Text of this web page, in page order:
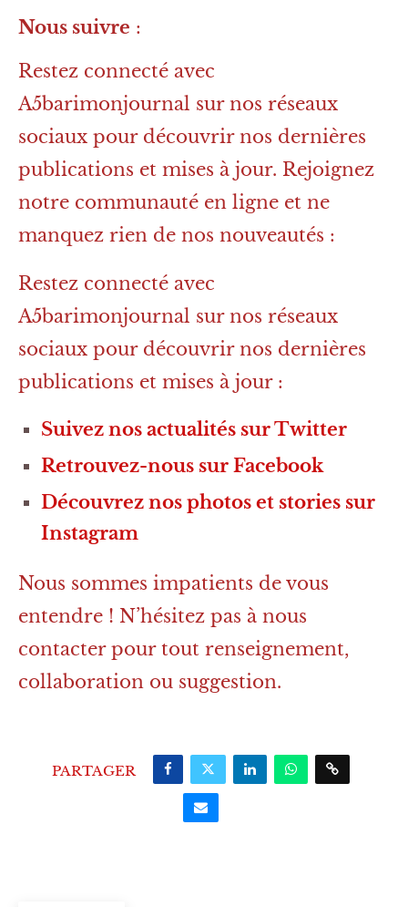
Nous suivre :
Restez connecté avec
A5barimonjournal sur nos réseaux
sociaux pour découvrir nos dernières
publications et mises à jour. Rejoignez
notre communauté en ligne et ne
manquez rien de nos nouveautés :
Restez connecté avec
A5barimonjournal sur nos réseaux
sociaux pour découvrir nos dernières
publications et mises à jour :
Suivez nos actualités sur Twitter
Retrouvez-nous sur Facebook
Découvrez nos photos et stories sur
Instagram
Nous sommes impatients de vous
entendre ! N’hésitez pas à nous
contacter pour tout renseignement,
collaboration ou suggestion.
PARTAGER